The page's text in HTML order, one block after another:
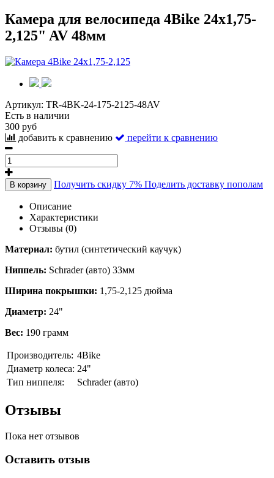
Камера для велосипеда 4Bike 24x1,75-
2,125" AV 48мм
Артикул: TR-4BK-24-175-2125-48AV
Есть в наличии
300 руб
добавить к сравнению
перейти к сравнению
В корзину Получить скидку 7% Поделить доставку пополам
Описание
Характеристики
Отзывы (0)
Материал: бутил (синтетический каучук)
Ниппель: Schrader (авто) 33мм
Ширина покрышки: 1,75-2,125 дюйма
Диаметр: 24"
Вес: 190 грамм
Производитель: 4Bike
Диаметр колеса: 24"
Тип ниппеля:
Schrader (авто)
Отзывы
Пока нет отзывов
Оставить отзыв